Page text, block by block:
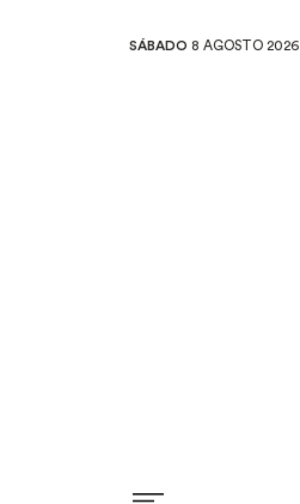
SÁBADO 8 AGOSTO 2026